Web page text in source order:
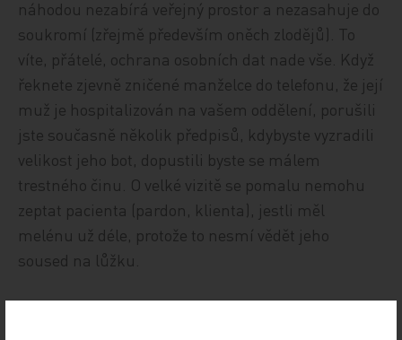
náhodou nezabírá veřejný prostor a nezasahuje do
soukromí (zřejmě především oněch zlodějů). To
víte, přátelé, ochrana osobních dat nade vše. Když
řeknete zjevně zničené manželce do telefonu, že její
muž je hospitalizován na vašem oddělení, porušili
jste současně několik předpisů, kdybyste vyzradili
velikost jeho bot, dopustili byste se málem
trestného činu. O velké vizitě se pomalu nemohu
zeptat pacienta (pardon, klienta), jestli měl
melénu už déle, protože to nesmí vědět jeho
soused na lůžku.
Ale naše příjmy se budou vystavovat na internetu.